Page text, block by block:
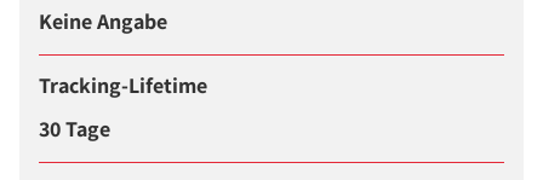
Keine Angabe
Tracking-Lifetime
30 Tage